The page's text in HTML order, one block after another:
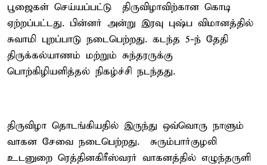
பூஜைகள் செய்யப்பட்டு திருவிழாவிற்கான கொடி
ஏற்றப்பட்டது. பின்னர் அன்று இரவு புஷ்ப விமானத்தில்
சுவாமி புறப்பாடு நடைபெற்றது. கடந்த 5-ந் தேதி
திருக்கல்யாணம் மற்றும் சுந்தரருக்கு
பொற்கிழியளித்தல் நிகழ்ச்சி நடந்தது.
திருவிழா தொடங்கியதில் இருந்து ஒவ்வொரு நாளும்
வாகன சேவை நடைபெற்றது. சுரும்பார்குழலி
உடனுறை ரெத்தினகிரீஸ்வரர் வாகனத்தில் எழுந்தருளி